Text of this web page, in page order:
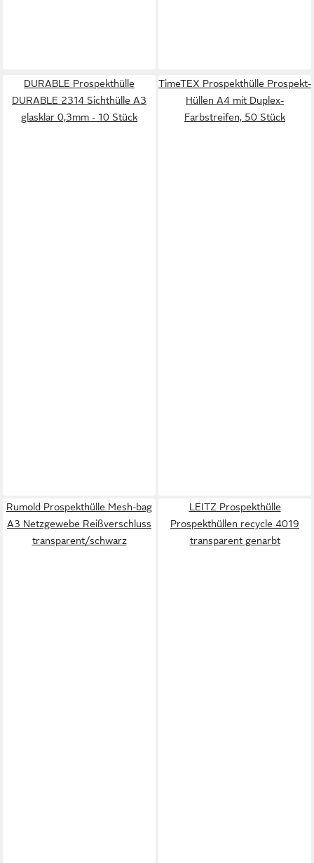
DURABLE Prospekthülle
DURABLE 2314 Sichthülle A3
glasklar 0,3mm - 10 Stück
TimeTEX Prospekthülle Prospekt-
Hüllen A4 mit Duplex-
Farbstreifen, 50 Stück
Rumold Prospekthülle Mesh-bag
A3 Netzgewebe Reißverschluss
transparent/schwarz
LEITZ Prospekthülle
Prospekthüllen recycle 4019
transparent genarbt